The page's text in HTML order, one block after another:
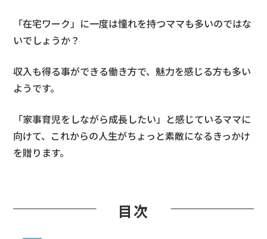
「在宅ワーク」に一度は憧れを持つママも多いのではな
いでしょうか？
収入も得る事ができる働き方で、魅力を感じる方も多い
ようです。
「家事育児をしながら成長したい」と感じているママに
向けて、これからの人生がちょっと素敵になるきっかけ
を贈ります。
目次